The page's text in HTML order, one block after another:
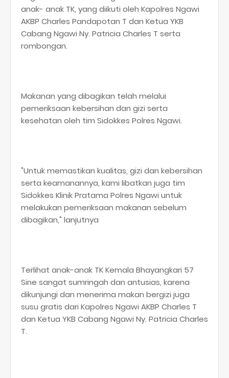
anak- anak TK, yang diikuti oleh Kapolres Ngawi
AKBP Charles Pandapotan T dan Ketua YKB
Cabang Ngawi Ny. Patricia Charles T serta
rombongan.
Makanan yang dibagikan telah melalui
pemeriksaan kebersihan dan gizi serta
kesehatan oleh tim Sidokkes Polres Ngawi.
"Untuk memastikan kualitas, gizi dan kebersihan
serta keamanannya, kami libatkan juga tim
Sidokkes Klinik Pratama Polres Ngawi untuk
melakukan pemeriksaan makanan sebelum
dibagikan," lanjutnya
Terlihat anak-anak TK Kemala Bhayangkari 57
Sine sangat sumringah dan antusias, karena
dikunjungi dan menerima makan bergizi juga
susu gratis dari Kapolres Ngawi AKBP Charles T
dan Ketua YKB Cabang Ngawi Ny. Patricia Charles
T.